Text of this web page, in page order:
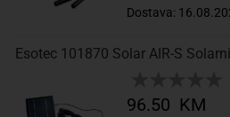
Dostava:
Esotec 101870 Solar AIR-S
96.50 KM